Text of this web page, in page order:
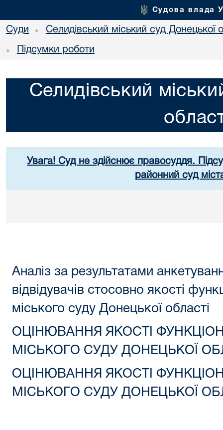
Судова влада
Суди • Селидівський міський суд Донецької
• Підсумки роботи
Селидівський
Увага! Суд не здійснює правосуддя.
районний суд
Аналіз за результатами
відвідувачів стосовно якості
міського суду Донецької області
ОЦІНЮВАННЯ ЯКОСТІ
МІСЬКОГО СУДУ ДОНЕЦЬКОЇ
ОЦІНЮВАННЯ ЯКОСТІ
МІСЬКОГО СУДУ ДОНЕЦЬКОЇ